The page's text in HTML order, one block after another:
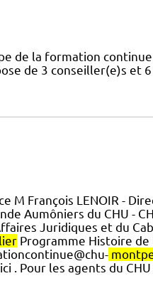
de la formation continue
de 3 conseiller(e)s et
M François LENOIR -
Aumôniers du CHU -
Juridiques et du
Programme Histoire de
. Pour les agents du CHU